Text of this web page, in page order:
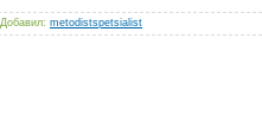
Добавил: metodistspetsialist